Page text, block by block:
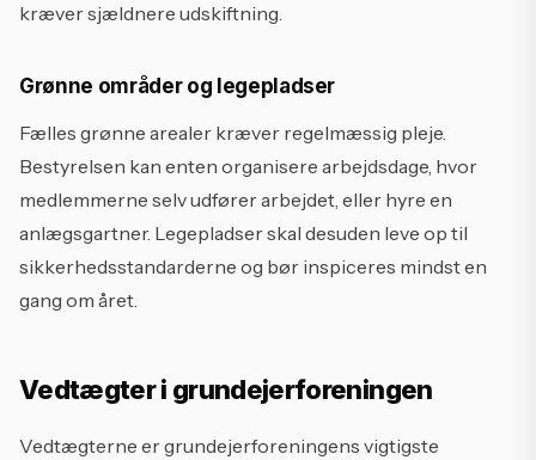
kræver sjældnere udskiftning.
Grønne områder og legepladser
Fælles grønne arealer kræver regelmæssig pleje.
Bestyrelsen kan enten organisere arbejdsdage, hvor
medlemmerne selv udfører arbejdet, eller hyre en
anlægsgartner. Legepladser skal desuden leve op til
sikkerhedsstandarderne og bør inspiceres mindst en
gang om året.
Vedtægter i grundejerforeningen
Vedtægterne er grundejerforeningens vigtigste